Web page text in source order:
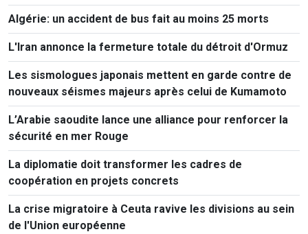
ressortissants de 50 pays
Algérie: un accident de bus fait au moins 25 morts
L'Iran annonce la fermeture totale du détroit d'Ormuz
Les sismologues japonais mettent en garde contre de
nouveaux séismes majeurs après celui de Kumamoto
L’Arabie saoudite lance une alliance pour renforcer la
sécurité en mer Rouge
La diplomatie doit transformer les cadres de
coopération en projets concrets
La crise migratoire à Ceuta ravive les divisions au sein
de l'Union européenne